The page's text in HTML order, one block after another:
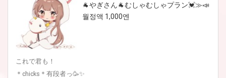
🐐やぎさん🐐むしゃむしゃプラン💓≫📣
월정액 1,000엔
これで君も！
＊chicks＊有段者っ🥳✨